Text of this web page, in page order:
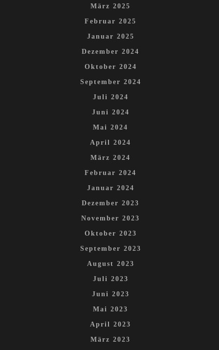
März 2025
Februar 2025
Januar 2025
Dezember 2024
Oktober 2024
September 2024
Juli 2024
Juni 2024
Mai 2024
April 2024
März 2024
Februar 2024
Januar 2024
Dezember 2023
November 2023
Oktober 2023
September 2023
August 2023
Juli 2023
Juni 2023
Mai 2023
April 2023
März 2023